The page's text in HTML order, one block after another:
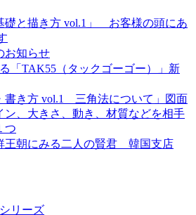
礎と描き方 vol.1」 お客様の頭にあ
お知らせ
「TAK55（タックゴーゴー）」新
書き方 vol.1 三角法について」図面
ン、大きさ、動き、材質などを相手
つ
王朝にみる二人の賢君 韓国支店